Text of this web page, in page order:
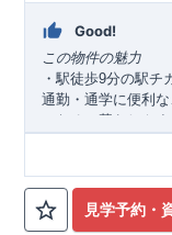
Good!
この物件の魅力
・駅徒歩9分の駅チ
通勤・通学に便利
になる、暮らしや
繰り返す地震に強
​
アクセス
見学予約・